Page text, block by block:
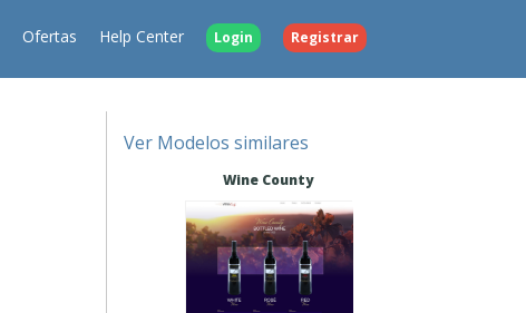
Ofertas Help Center Login Registrar
Ver Modelos similares
Wine County